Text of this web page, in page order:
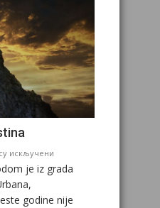
искључени
Svеta
Hristina
je iz grada
gоdinе nije